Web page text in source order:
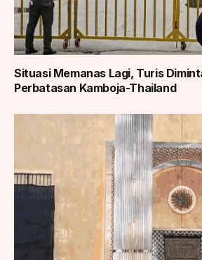
Situasi Memanas Lagi, Turis
Perbatasan Kamboja-Thailand